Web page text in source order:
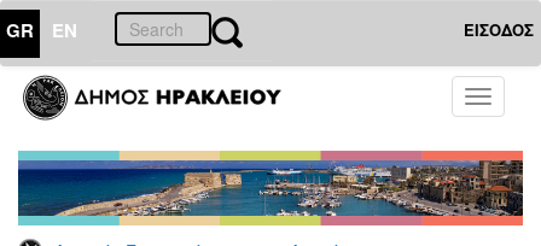
GR EN ΕΙΣΟΔΟΣ
Toggle
ΕΠΙΚΑΙΡΟΤΗΤΑ
Διαβουλεύσεις
Αρχείο